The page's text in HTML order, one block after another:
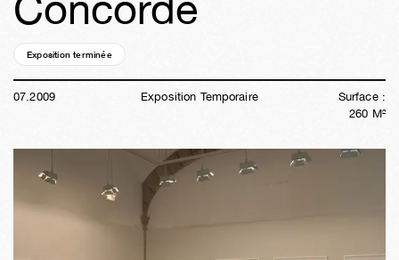
Exposition terminée
07.2009 Exposition Temporaire
Surface :
260 M²